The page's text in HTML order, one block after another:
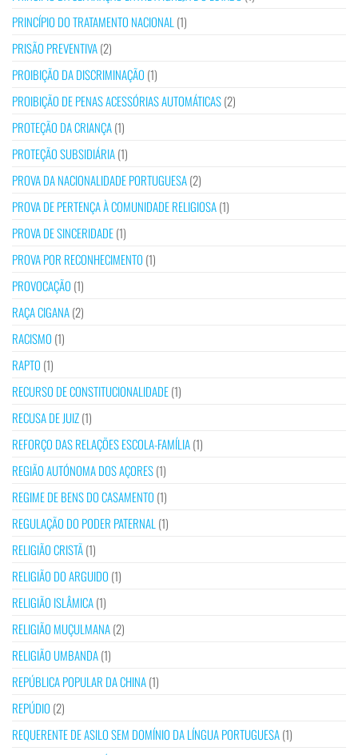
PRINCÍPIO DO TRATAMENTO NACIONAL (1)
PRISÃO PREVENTIVA(2)
PROIBIÇÃO DA DISCRIMINAÇÃO (1)
PROIBIÇÃO DE PENAS ACESSÓRIAS AUTOMÁTICAS(2)
PROTEÇÃO DA CRIANÇA(1)
PROTEÇÃO SUBSIDIÁRIA(1)
PROVA DA NACIONALIDADE PORTUGUESA(2)
PROVA DE PERTENÇA À COMUNIDADE RELIGIOSA(1)
PROVA DE SINCERIDADE(1)
PROVA POR RECONHECIMENTO (1)
PROVOCAÇÃO (1)
RAÇA CIGANA(2)
RACISMO (1)
RAPTO (1)
RECURSO DE CONSTITUCIONALIDADE(1)
RECUSA DE JUIZ(1)
REFORÇO DAS RELAÇÕES ESCOLA-FAMÍLIA(1)
REGIÃO AUTÓNOMA DOS AÇORES(1)
REGIME DE BENS DO CASAMENTO (1)
REGULAÇÃO DO PODER PATERNAL (1)
RELIGIÃO CRISTÃ(1)
RELIGIÃO DO ARGUIDO (1)
RELIGIÃO ISLÂMICA(1)
RELIGIÃO MUÇULMANA(2)
RELIGIÃO UMBANDA(1)
REPÚBLICA POPULAR DA CHINA(1)
REPÚDIO (2)
REQUERENTE DE ASILO SEM DOMÍNIO DA LÍNGUA PORTUGUESA(1)